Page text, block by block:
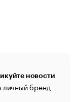
новости
личный бренд